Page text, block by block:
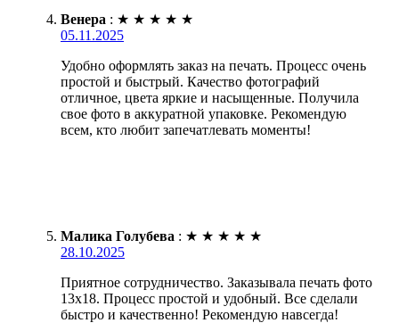
Венера : ★ ★ ★ ★ ★
05.11.2025
Удобно оформлять заказ на печать. Процесс очень
простой и быстрый. Качество фотографий
отличное, цвета яркие и насыщенные. Получила
свое фото в аккуратной упаковке. Рекомендую
всем, кто любит запечатлевать моменты!
Малика Голубева : ★ ★ ★ ★ ★
28.10.2025
Приятное сотрудничество. Заказывала печать фото
13х18. Процесс простой и удобный. Все сделали
быстро и качественно! Рекомендую навсегда!